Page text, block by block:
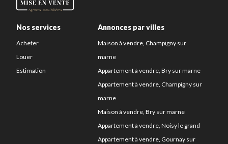
Nos services
Acheter
Louer
Estimation
Annonces par villes
Maison à vendre, Champigny sur
marne
Appartement à vendre, Bry sur marne
Appartement à vendre, Champigny sur
marne
Maison à vendre, Bry sur marne
Appartement à vendre, Noisy le grand
Appartement à vendre, Gournay sur